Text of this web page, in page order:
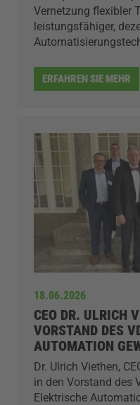
Vernetzung flexibler
leistungsfähiger,
ERFAHREN SIE MEHR
18.06.2026
CEO DR. ULRICH
VORSTAND DES
AUTOMATION
Dr. Ulrich Viethen,
in den Vorstand des
Elektrische